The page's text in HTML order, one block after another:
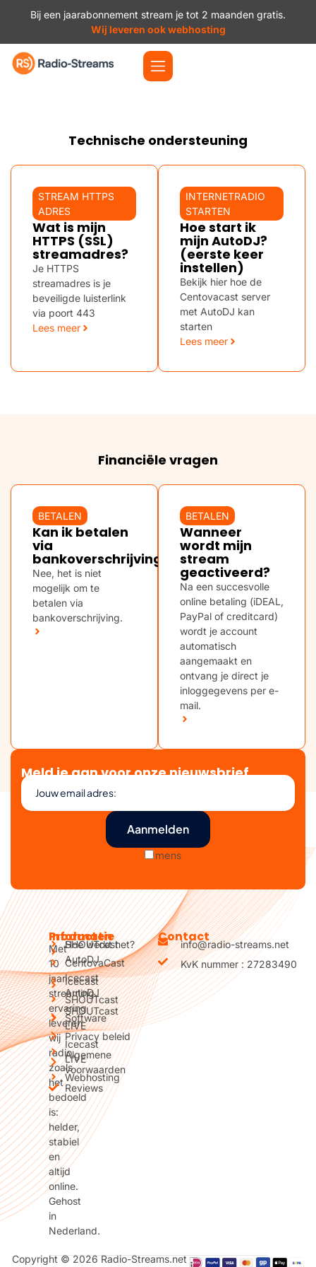
Bij een jaarabonnement stream je tot 2 maanden gratis.
Wij leveren ook webhosting
Technische ondersteuning
STREAM HTTPS
ADRES
Wat is mijn
HTTPS (SSL)
streamadres?
Je HTTPS
streamadres is je
beveiligde luisterlink
via poort 443
Lees meer
INTERNETRADIO
STARTEN
Hoe start ik
mijn AutoDJ?
(eerste keer
instellen)
Bekijk hier hoe de
Centovacast server
met AutoDJ kan
starten
Lees meer
Financiële vragen
BETALEN
Kan ik betalen
via
bankoverschrijving?
Nee, het is niet
mogelijk om te
betalen via
bankoverschrijving.
BETALEN
Wanneer
wordt mijn
stream
geactiveerd?
Na een succesvolle
online betaling (iDEAL,
PayPal of creditcard)
wordt je account
automatisch
aangemaakt en
ontvang je direct je
inloggegevens per e-
mail.
Meld je aan voor onze nieuwsbrief
mens
Met
10
jaar
streaming
ervaring
leveren
wij
radio
zoals
het
bedoeld
is:
helder,
stabiel
en
altijd
online.
Gehost
in
Nederland.
Producten
SHOUTcast
AutoDJ
Icecast
AutoDJ
SHOUTcast
LIVE
Icecast
LIVE
Webhosting
Informatie
Hoe werkt het?
CentovaCast
Icecast
SHOUTcast
Software
Privacy beleid
Algemene
voorwaarden
Reviews
Contact
info@radio-streams.net
KvK nummer : 27283490
Copyright © 2026 Radio-Streams.net